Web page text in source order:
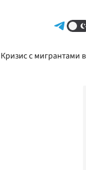
Кризис с мигрантами